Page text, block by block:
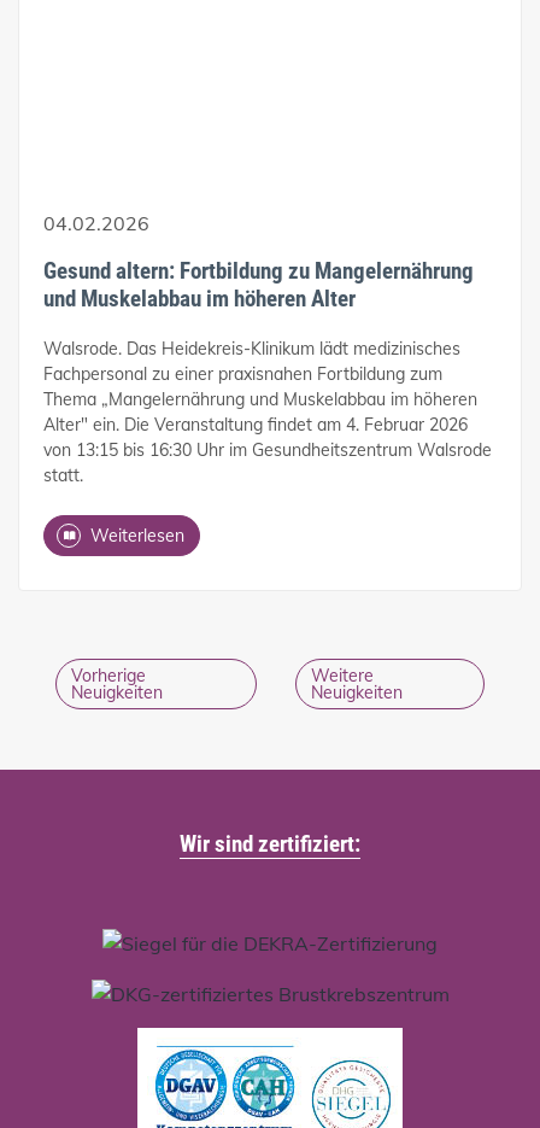
04.02.2026
Gesund altern: Fortbildung zu Mangelernährung
und Muskelabbau im höheren Alter
Walsrode. Das Heidekreis-Klinikum lädt medizinisches
Fachpersonal zu einer praxisnahen Fortbildung zum
Thema „Mangelernährung und Muskelabbau im höheren
Alter" ein. Die Veranstaltung findet am 4. Februar 2026
von 13:15 bis 16:30 Uhr im Gesundheitszentrum Walsrode
statt.
Weiterlesen
Vorherige
Neuigkeiten
Weitere
Neuigkeiten
Wir sind zertifiziert: